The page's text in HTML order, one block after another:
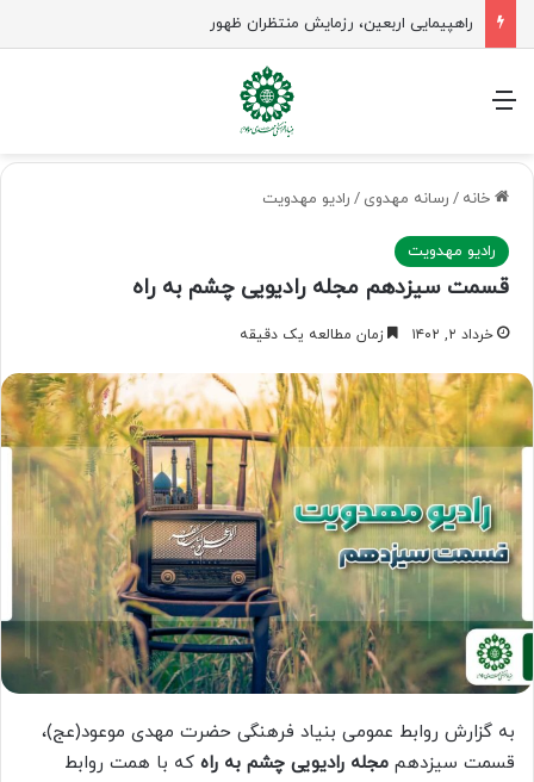
راهپیمایی اربعین، رزمایش منتظران ظهور
منو
خانه / رسانه مهدوی / رادیو مهدویت
رادیو مهدویت
قسمت سیزدهم مجله رادیویی چشم به راه
خرداد ۲, ۱۴۰۲ زمان مطالعه یک دقیقه
به گزارش روابط عمومی بنیاد فرهنگی حضرت مهدی موعود(عج)،
قسمت سیزدهم مجله رادیویی چشم به راه که با همت روابط